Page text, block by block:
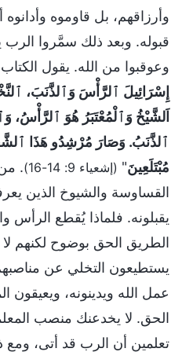
وأرزاقهم، بل قاوموه
قبوله. وبعد ذلك سمَّروا
وعوقبوا من الله. يقول
إِسْرَائِيلَ ٱلرَّأْسَ وَٱلذَّنَبَ،
اَلشَّيْخُ وَٱلْمُعْتَبَرُ هُوَ ٱلرَّأْسُ،
ٱلذَّنَبُ. وَصَارَ مُرْشِدُو هَذَا
مُبْتَلَعِينَ" (إشعياء 9: 14-16)
.
القساوسة والشيوخ الذين
يقبلونه. فلماذا يُقطع الرأس
الطريق الحق بوضوح لكنهم لا
يستطيعون التخلي عن
عمل الله ويدينونه،
الحق. لا يخدعنك منصب
تعلمين أن الرب قد أتى،